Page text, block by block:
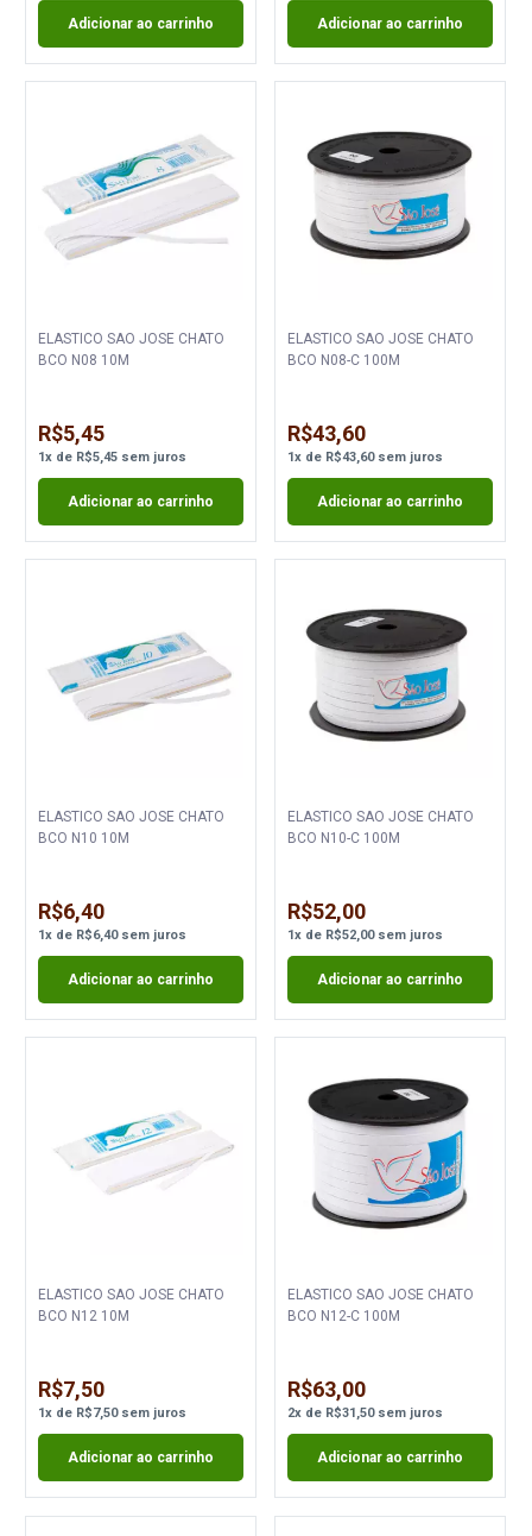
Adicionar ao carrinho Adicionar ao carrinho
ELASTICO SAO JOSE CHATO
BCO N08 10M
R$5,45
1x de R$5,45 sem juros
Adicionar ao carrinho
ELASTICO SAO JOSE CHATO
BCO N08-C 100M
R$43,60
1xde R$43,60sem juros
Adicionar ao carrinho
ELASTICO SAO JOSE CHATO
BCO N10 10M
R$6,40
1x de R$6,40sem juros
Adicionar ao carrinho
ELASTICO SAO JOSE CHATO
BCO N10-C 100M
R$52,00
1xde R$52,00sem juros
Adicionar ao carrinho
ELASTICO SAO JOSE CHATO
BCO N12 10M
R$7,50
1x de R$7,50sem juros
Adicionar ao carrinho
ELASTICO SAO JOSE CHATO
BCO N12-C 100M
R$63,00
2xde R$31,50sem juros
Adicionar ao carrinho